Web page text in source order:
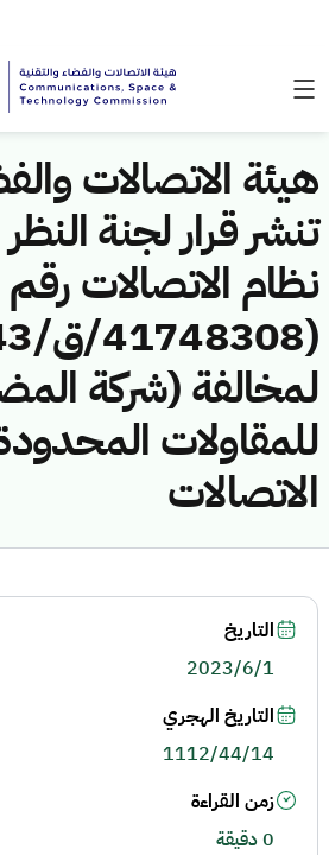
هيئة الاتصالات
تنشر قرار لجنة
نظام الاتصالات رقم
لمخالفة (شركة
للمقاولات
الاتصالات
التاريخ
2023/6/1
التاريخ الهجري
1112/44/14
زمن القراءة
0 دقيقة